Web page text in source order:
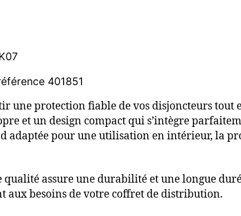
401851
une protection fiable de vos disjoncteurs tout
et un design compact qui s’intègre
adaptée pour une utilisation en intérieur, la
assure une durabilité et une longue
aux besoins de votre coffret de distribution.